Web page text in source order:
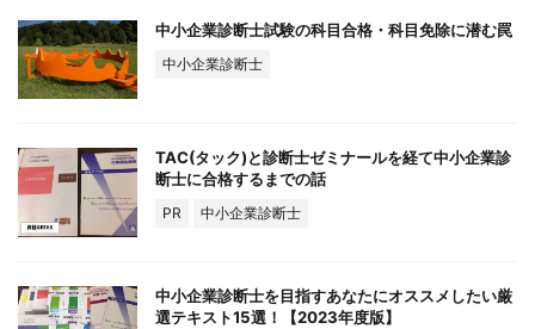
中小企業診断士試験の科目合格・科目免除に潜む罠
中小企業診断士
TAC(タック)と診断士ゼミナールを経て中小企業診
断士に合格するまでの話
PR 中小企業診断士
中小企業診断士を目指すあなたにオススメしたい厳
選テキスト15選！【2023年度版】